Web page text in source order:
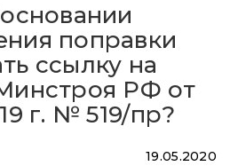
поправки
ссылку на
РФ от
г. № 519/пр?
19.05.2020